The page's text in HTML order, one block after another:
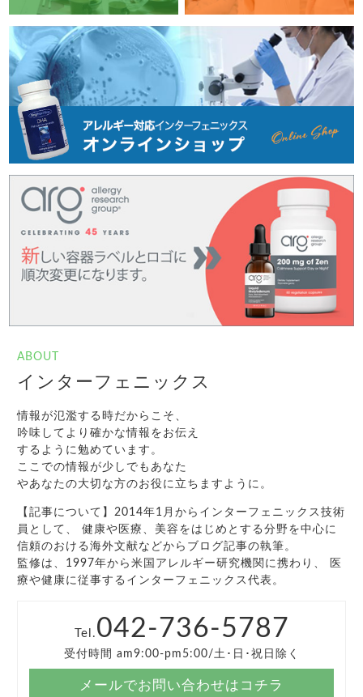
ABOUT
インターフェニックス
情報が氾濫する時だからこそ、
吟味してより確かな情報をお伝え
するように勉めています。
ここでの情報が少しでもあなた
やあなたの大切な方のお役に立ちますように。
【記事について】2014年1月からインターフェニックス技術
員として、 健康や医療、美容をはじめとする分野を中心に
信頼のおける海外文献などからブログ記事の執筆。
監修は、1997年から米国アレルギー研究機関に携わり、 医
療や健康に従事するインターフェニックス代表。
Tel. 042-736-5787
受付時間 am9:00-pm5:00/土･日･祝日除く
メールでお問い合わせはコチラ